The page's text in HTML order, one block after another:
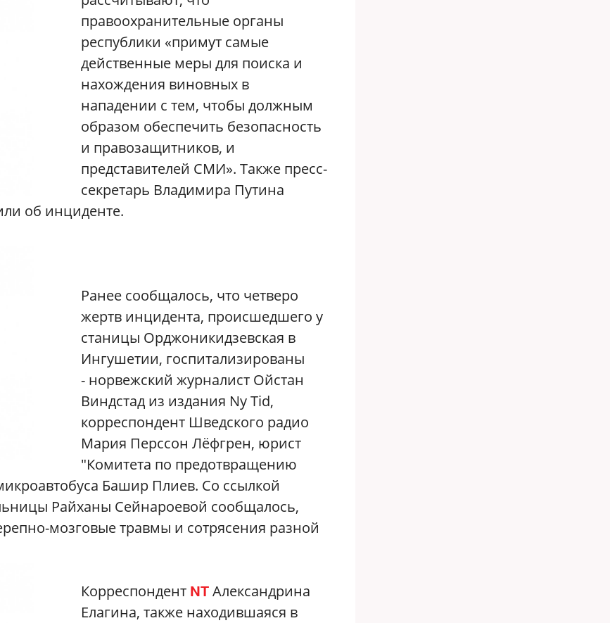
правоохранительные органы
республики «примут самые
действенные меры для поиска и
нахождения виновных в
нападении с тем, чтобы должным
образом обеспечить безопасность
и правозащитников, и
представителей СМИ». Также пресс-
секретарь Владимира Путина
об инциденте.
Ранее сообщалось, что четверо
жертв инцидента, происшедшего у
станицы Орджоникидзевская в
Ингушетии, госпитализированы
- норвежский журналист Ойстан
Виндстад из издания Ny Tid,
корреспондент Шведского радио
Мария Перссон Лёфгрен, юрист
"Комитета по предотвращению
Башир Плиев. Со ссылкой
Райханы Сейнароевой сообщалось,
мозговые травмы и сотрясения разной
Корреспондент NTАлександрина
Елагина, также находившаяся в